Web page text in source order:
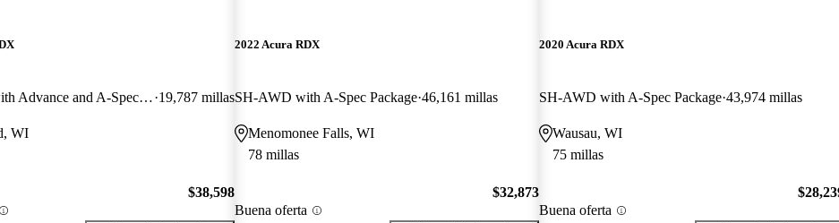
SH-AWD with Advance and A-Spec Package 19,787 millas
WI
$38,598
2022 Acura RDX
SH-AWD with A-Spec Package 46,161 millas
Menomonee Falls, WI
78 millas
Buena oferta
$32,873
2020 Acura RDX
SH-AWD with A-Spec Package 43,974 millas
Wausau, WI
75 millas
Buena oferta